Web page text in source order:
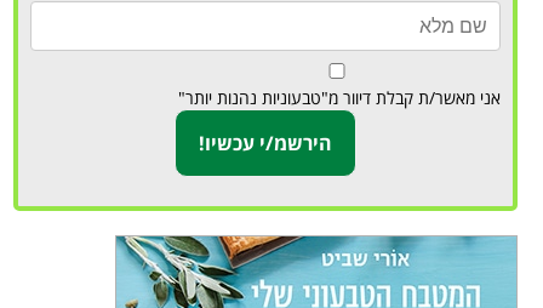
אני מאשר/ת קבלת דיוור מ"טבעוניות נהנות יותר"